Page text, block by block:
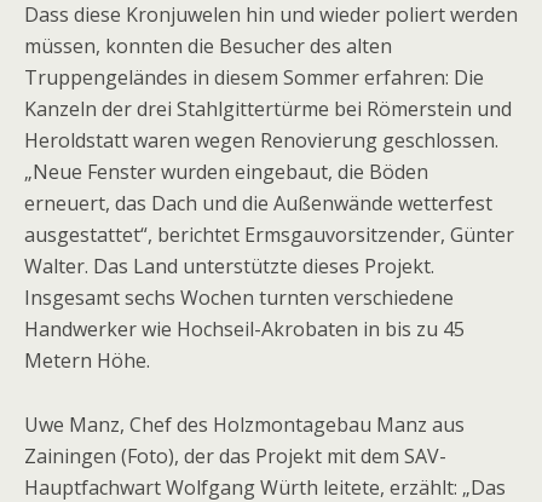
Dass diese Kronjuwelen hin und wieder poliert werden
müssen, konnten die Besucher des alten
Truppengeländes in diesem Sommer erfahren: Die
Kanzeln der drei Stahlgittertürme bei Römerstein und
Heroldstatt waren wegen Renovierung geschlossen.
„Neue Fenster wurden eingebaut, die Böden
erneuert, das Dach und die Außenwände wetterfest
ausgestattet“, berichtet Ermsgauvorsitzender, Günter
Walter. Das Land unterstützte dieses Projekt.
Insgesamt sechs Wochen turnten verschiedene
Handwerker wie Hochseil-Akrobaten in bis zu 45
Metern Höhe.
Uwe Manz, Chef des Holzmontagebau Manz aus
Zainingen (Foto), der das Projekt mit dem SAV-
Hauptfachwart Wolfgang Würth leitete, erzählt: „Das